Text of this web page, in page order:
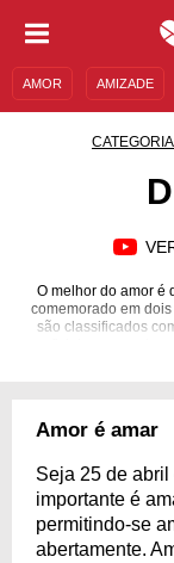
AMOR AMIZADE
O melhor do amor é
comemorado em
são classificados
oficial, a segunda
agosto e sempre
Amor é amar
Seja 25 de abril
importante é
permitindo-se
abertamente.